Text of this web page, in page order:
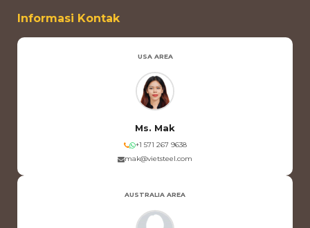
Informasi Kontak
USA AREA
Ms. Mak
+1 571 267 9638
mak@vietsteel.com
AUSTRALIA AREA